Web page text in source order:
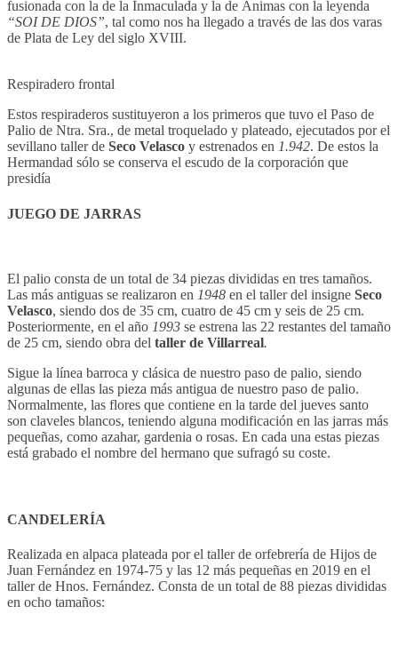
fusionada con la de la Inmaculada y la de Ánimas con la leyenda
“SOI DE DIOS”, tal como nos ha llegado a través de las dos varas
de Plata de Ley del siglo XVIII.
Respiradero frontal
Estos respiraderos sustituyeron a los primeros que tuvo el Paso de
Palio de Ntra. Sra., de metal troquelado y plateado, ejecutados por el
sevillano taller de Seco Velasco y estrenados en 1.942. De estos la
Hermandad sólo se conserva el escudo de la corporación que
presidía
JUEGO DE JARRAS
El palio consta de un total de 34 piezas divididas en tres tamaños.
Las más antiguas se realizaron en 1948 en el taller del insigne Seco
Velasco, siendo dos de 35 cm, cuatro de 45 cm y seis de 25 cm.
Posteriormente, en el año 1993 se estrena las 22 restantes del tamaño
de 25 cm, siendo obra del taller de Villarreal.
Sigue la línea barroca y clásica de nuestro paso de palio, siendo
algunas de ellas las pieza más antigua de nuestro paso de palio.
Normalmente, las flores que contiene en la tarde del jueves santo
son claveles blancos, teniendo alguna modificación en las jarras más
pequeñas, como azahar, gardenia o rosas. En cada una estas piezas
está grabado el nombre del hermano que sufragó su coste.
CANDELERÍA
Realizada en alpaca plateada por el taller de orfebrería de Hijos de
Juan Fernández en 1974-75 y las 12 más pequeñas en 2019 en el
taller de Hnos. Fernández. Consta de un total de 88 piezas divididas
en ocho tamaños: